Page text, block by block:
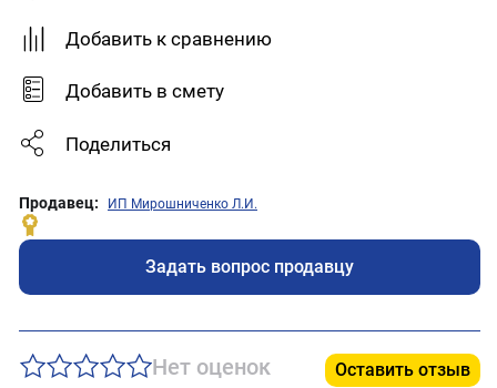
Добавить к сравнению
Добавить в смету
Поделиться
Продавец: ИП Мирошниченко Л.И.
Задать вопрос продавцу
Нет оценок Оставить отзыв